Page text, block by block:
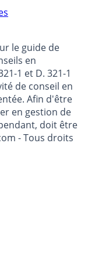
le guide de
en
1 et D. 321-1
de conseil en
Afin d'être
en gestion de
doit être
- Tous droits